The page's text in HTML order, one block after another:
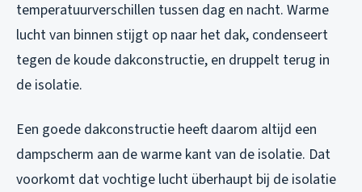
temperatuurverschillen tussen dag en nacht. Warme
lucht van binnen stijgt op naar het dak, condenseert
tegen de koude dakconstructie, en druppelt terug in
de isolatie.
Een goede dakconstructie heeft daarom altijd een
dampscherm aan de warme kant van de isolatie. Dat
voorkomt dat vochtige lucht überhaupt bij de isolatie